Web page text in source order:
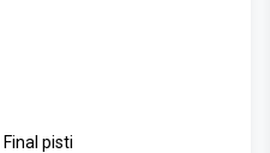
Final pisti